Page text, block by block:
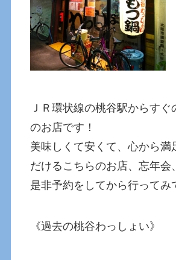
ＪＲ環状線の桃谷駅からすぐ
のお店です！
美味しくて安くて、心から満
だけるこちらのお店、忘年会
是非予約をしてから行ってみ
《過去の桃谷わっしょい》